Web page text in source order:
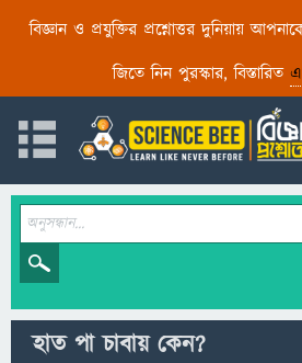
বিজ্ঞান ও প্রযুক্তির প্রশ্নোত্তর দুনিয়ায়
জিতে নিন পুরস্কার, বিস্তারিত
হাত পা চাবায় কেন?